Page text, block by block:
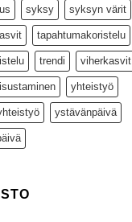
syksy syksyn värit
tapahtumakoristelu
trendi viherkasvit
yhteistyö
ystävänpäivä